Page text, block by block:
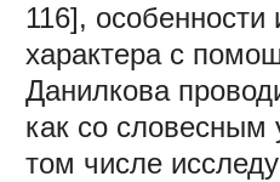
116],
характера c
Данилкова
как со словесным
том числе